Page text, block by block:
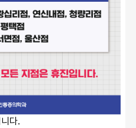
다.